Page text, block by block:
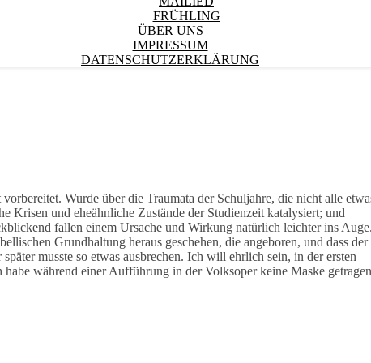
FRÜHLING
ÜBER UNS
IMPRESSUM
DATENSCHUTZERKLÄRUNG
Wurde über die Traumata der Schuljahre, die nicht alle
Krisen und eheähnliche Zustände der Studienzeit katalysiert; und
fallen einem Ursache und Wirkung natürlich leichter ins Auge.
Grundhaltung heraus geschehen, die angeboren, und dass der
musste so etwas ausbrechen. Ich will ehrlich sein, in der ersten
während einer Aufführung in der Volksoper keine Maske